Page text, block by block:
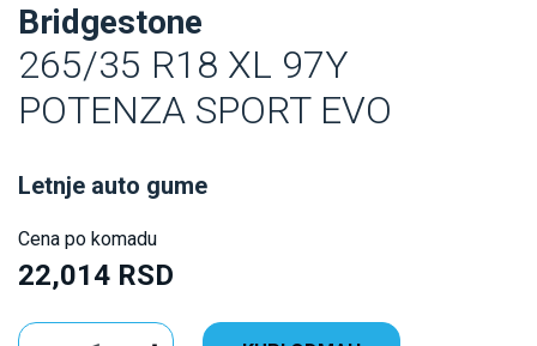
Bridgestone
265/35 R18 XL 97Y
POTENZA SPORT EVO
Letnje auto gume
Cena po komadu
22,014 RSD